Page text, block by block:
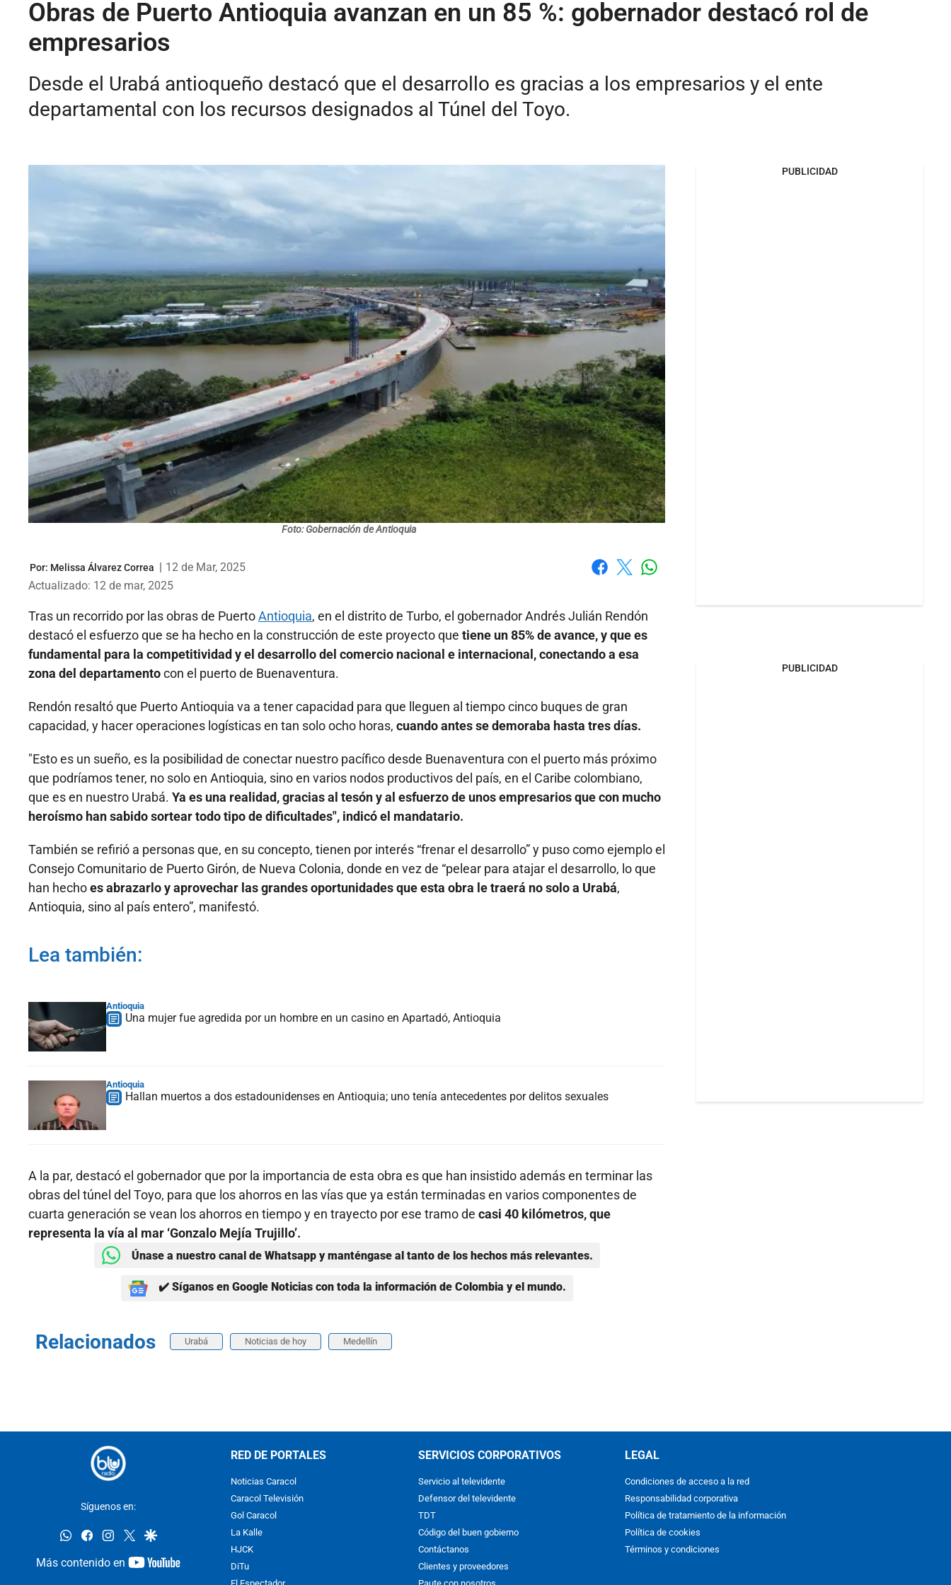
Obras de Puerto Antioquia avanzan en un 85 %: gobernador destacó rol de
empresarios
Desde el Urabá antioqueño destacó que el desarrollo es gracias a los empresarios y el ente
departamental con los recursos designados al Túnel del Toyo.
Foto: Gobernación de Antioquia
Por: Melissa Álvarez Correa | 12 de Mar, 2025
Actualizado: 12 de mar, 2025
Tras un recorrido por las obras de PuertoAntioquia, en el distrito de Turbo, el gobernador Andrés Julián Rendón
destacó el esfuerzo que se ha hecho en la construcción de este proyecto que tiene un 85% de avance, y que es
fundamental para la competitividad y el desarrollo del comercio nacional e internacional, conectandoa esa
zona del departamentocon el puerto de Buenaventura.
Rendón resaltó que Puerto Antioquia va a tener capacidad para que lleguen al tiempo cinco buques de gran
capacidad, y hacer operaciones logísticas en tan solo ocho horas, cuando antes se demoraba hasta tres días.
"Esto es un sueño, es la posibilidad de conectar nuestro pacífico desde Buenaventura con el puerto más próximo
que podríamos tener, no solo en Antioquia, sino en varios nodos productivos del país, en el Caribe colombiano,
que es en nuestro Urabá. Ya es una realidad, gracias al tesón y al esfuerzo de unos empresariosque con mucho
heroísmo han sabido sortear todo tipo de dificultades", indicó el mandatario.
También se refirió a personas que, en su concepto, tienen por interés “frenar el desarrollo” y puso como ejemplo el
Consejo Comunitario de Puerto Girón, de Nueva Colonia, donde en vez de “pelear para atajar el desarrollo, lo que
han hechoes abrazarlo y aprovechar las grandes oportunidades que esta obra le traerá no solo a Urabá,
Antioquia, sino al país entero”, manifestó.
Lea también:
Antioquia
Una mujer fue agredida por un hombre en un casino en Apartadó, Antioquia
Antioquia
Hallan muertos a dos estadounidenses en Antioquia; uno tenía antecedentes por delitos sexuales
A la par, destacó el gobernador que por la importancia de esta obra es que han insistido además en terminar las
obras del túnel del Toyo, para que los ahorros en las vías que ya están terminadas en varios componentes de
cuarta generación se vean los ahorros en tiempo y en trayecto por ese tramo de casi 40 kilómetros, que
representa la vía al mar ‘Gonzalo Mejía Trujillo’.
Únase a nuestro canal de Whatsapp y manténgase al tanto de los hechos más relevantes.
✔️ Síganos en Google Noticias con toda la información de Colombia y el mundo.
Relacionados Urabá Noticias de hoy Medellín
PUBLICIDAD
PUBLICIDAD
Síguenos en:
whatsappfacebookinstagram
twittergoogle
Más contenido en
youtube-
RED DE PORTALES
Noticias Caracol
Caracol Televisión
Gol Caracol
La Kalle
HJCK
DiTu
SERVICIOS CORPORATIVOS
Servicio al televidente
Defensor del televidente
TDT
Código del buen gobierno
Contáctanos
Clientes y proveedores
LEGAL
Condiciones de acceso a la red
Responsabilidad corporativa
Política de tratamiento de la información
Política de cookies
Términos y condiciones